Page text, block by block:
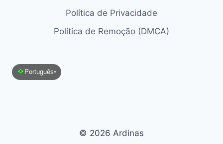
Política de Privacidade
Política de Remoção (DMCA)
Português▾
© 2026 Ardinas